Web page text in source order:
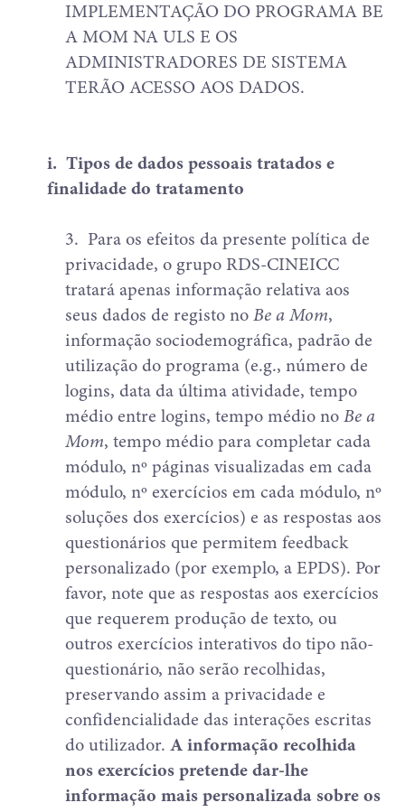
IMPLEMENTAÇÃO DO PROGRAMA BE
A MOM NA ULS E OS
ADMINISTRADORES DE SISTEMA
TERÃO ACESSO AOS DADOS.
i. Tipos de dados pessoais tratados e
finalidade do tratamento
3. Para os efeitos da presente política de
privacidade, o grupo RDS-CINEICC
tratará apenas informação relativa aos
seus dados de registo no Be a Mom,
informação sociodemográfica, padrão de
utilização do programa (e.g., número de
logins, data da última atividade, tempo
médio entre logins, tempo médio no Be a
Mom, tempo médio para completar cada
módulo, nº páginas visualizadas em cada
módulo, nº exercícios em cada módulo, nº
soluções dos exercícios) e as respostas aos
questionários que permitem feedback
personalizado (por exemplo, a EPDS). Por
favor, note que as respostas aos exercícios
que requerem produção de texto, ou
outros exercícios interativos do tipo não-
questionário, não serão recolhidas,
preservando assim a privacidade e
confidencialidade das interações escritas
do utilizador.A informação recolhida
nos exercícios pretende dar-lhe
informação mais personalizada sobre os